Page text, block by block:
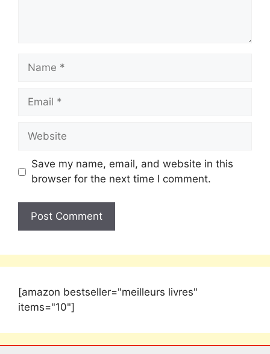
Save my name, email, and website in this
browser for the next time I comment.
[amazon bestseller="meilleurs livres"
items="10"]